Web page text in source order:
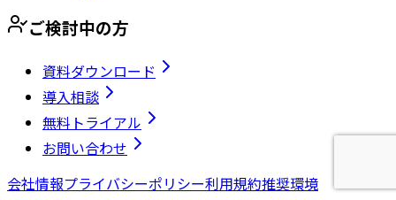
ご検討中の方
資料ダウンロード
導入相談
無料トライアル
お問い合わせ
会社情報プライバシーポリシー利用規約推奨環境